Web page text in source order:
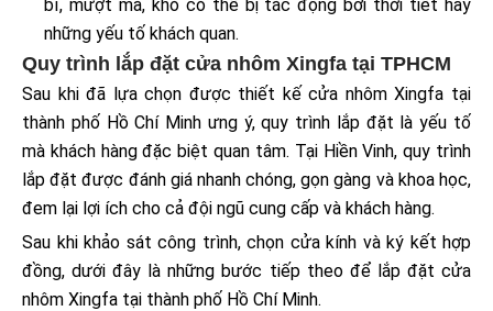
bỉ, mượt mà, khó có thể bị tác động bởi thời tiết hay
những yếu tố khách quan.
Quy trình lắp đặt cửa nhôm Xingfa tại TPHCM
Sau khi đã lựa chọn được thiết kế cửa nhôm Xingfa tại
thành phố Hồ Chí Minh ưng ý, quy trình lắp đặt là yếu tố
mà khách hàng đặc biệt quan tâm. Tại Hiền Vinh, quy trình
lắp đặt được đánh giá nhanh chóng, gọn gàng và khoa học,
đem lại lợi ích cho cả đội ngũ cung cấp và khách hàng.
Sau khi khảo sát công trình, chọn cửa kính và ký kết hợp
đồng, dưới đây là những bước tiếp theo để lắp đặt cửa
nhôm Xingfa tại thành phố Hồ Chí Minh.